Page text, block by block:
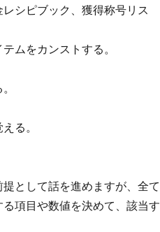
シピブック、獲得称号リス
ムをカンストする。
る。
として話を進めますが、全て
項目や数値を決めて、該当す